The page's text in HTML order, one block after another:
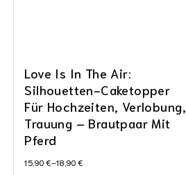
Love Is In The Air:
Silhouetten-Caketopper
Für Hochzeiten, Verlobung,
Trauung – Brautpaar Mit
Pferd
15,90€–18,90€